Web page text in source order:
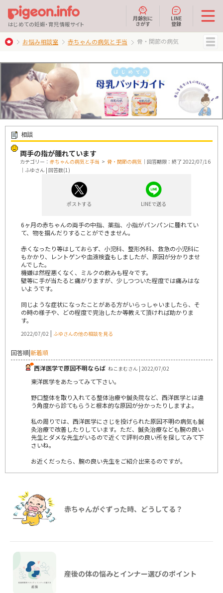
はじめての妊娠・育児情報サイト
月齢別に
さがす
LINE
登録
お悩み相談室 赤ちゃんの病気と手当 骨・関節の病気
相談
両手の指が腫れています
カテゴリー： 赤ちゃんの病気と手当 > 骨・関節の病気 ｜回答期限：終了 2022/07/16
｜ふゆさん | 回答数(1)
ポストする LINEで送る
6ヶ月の赤ちゃんの両手の中指、薬指、小指がパンパンに腫れてい
て、物を掴んだりすることができません。
赤くなったり等はしておらず、小児科、整形外科、救急の小児科に
もかかり、レントゲンや血液検査もしましたが、原因が分かりませ
んでした。
機嫌は然程悪くなく、ミルクの飲みも程々です。
壁等に手が当たると痛がりますが、少しつついた程度では痛みはな
いようです。
同じような症状になったことがある方がいらっしゃいましたら、そ
の時の様子や、どの程度で完治したか等教えて頂ければ助かりま
す。
2022/07/02 | ふゆさんの他の相談を見る
回答順|新着順
西洋医学で原因不明ならば ねこまむさん | 2022/07/02
東洋医学をあたってみて下さい。
野口整体を取り入れてる整体治療や鍼灸院など、西洋医学とは違
う角度から診てもらうと根本的な原因が分かったりしますよ。
私の周りでは、西洋医学にさじを投げられた原因不明の病気も鍼
灸治療で改善したりしています。ただ、鍼灸治療なども腕の良い
先生とダメな先生がいるので近くで評判の良い所を探してみて下
さいね。
お近くだったら、腕の良い先生をご紹介出来るのですが。
赤ちゃんがぐずった時、どうしてる？
産後の体の悩みとインナー選びのポイント